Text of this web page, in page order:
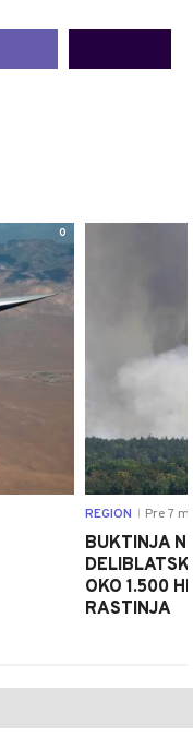
0
REGION Pre 7
BUKTINJA
OKO 1.500
RASTINJA